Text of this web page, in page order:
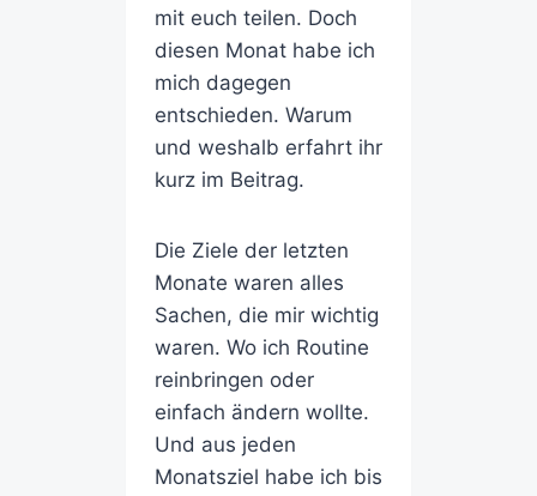
mit euch teilen. Doch
diesen Monat habe ich
mich dagegen
entschieden. Warum
und weshalb erfahrt ihr
kurz im Beitrag.
Die Ziele der letzten
Monate waren alles
Sachen, die mir wichtig
waren. Wo ich Routine
reinbringen oder
einfach ändern wollte.
Und aus jeden
Monatsziel habe ich bis